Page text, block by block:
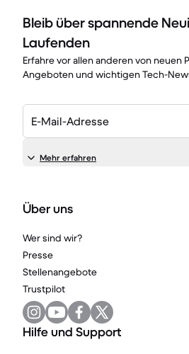
Bleib über spannende
Laufenden
Erfahre vor allen anderen von neuen
Angeboten und wichtigen Tech-
E-Mail-Adresse
Mehr erfahren
Über uns
Wer sind wir?
Presse
Stellenangebote
Trustpilot
Hilfe und Support